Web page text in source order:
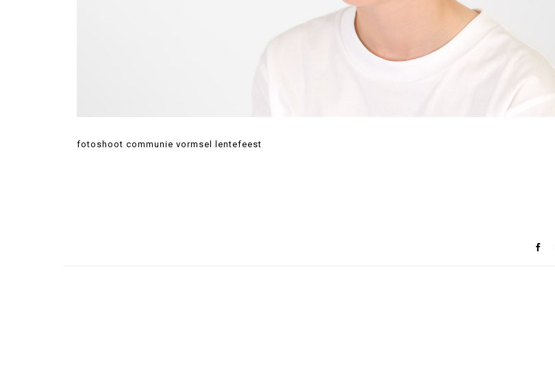
fotoshoot communie vormsel lentefeest